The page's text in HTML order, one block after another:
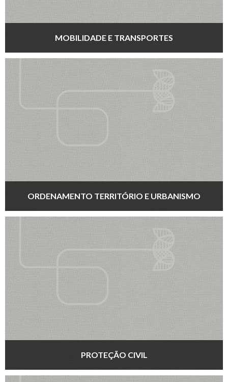
MOBILIDADE E TRANSPORTES
ORDENAMENTO TERRITÓRIO E URBANISMO
PROTEÇÃO CIVIL